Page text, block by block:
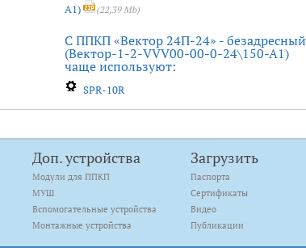
A1)
(22,39 Mb)
С ППКП «Вектор 24П-24» - безадресный
(Вектор-1-2-VVV00-00-0-24\150-A1)
чаще используют:
SPR-10R
Доп. устройства
Модули для ППКП
МУШ
Вспомогательные устройства
Монтажные устройства
Загрузить
Паспорта
Сертификаты
Видео
Публикации